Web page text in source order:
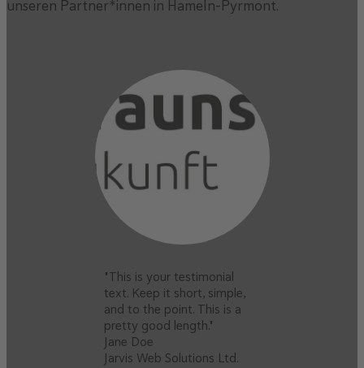
unseren Partner*innen in Hameln-Pyrmont.
"This is your testimonial
text. Keep it short, simple,
and to the point. This is a
pretty good length."
Jane Doe
Jarvis Web Solutions Ltd.